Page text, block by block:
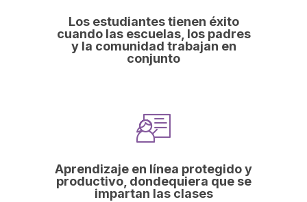
Los estudiantes tienen éxito
cuando las escuelas, los padres
y la comunidad trabajan en
conjunto
Aprendizaje en línea protegido y
productivo, dondequiera que se
impartan las clases